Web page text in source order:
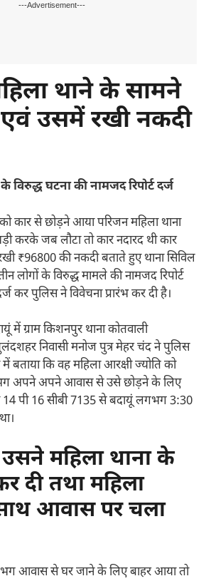
---Advertisement---
थाने के सामने
उसमें रखी नकदी
विरुद्ध घटना की नामजद रिपोर्ट दर्ज
कार से छोड़ने आया परिजन महिला थाना
करके जब लौटा तो कार नदारद थी कार
₹96800 की नकदी बताते हुए थाना सिविल
लोगों के विरुद्ध मामले की नामजद रिपोर्ट
कर पुलिस ने विवेचना प्रारंभ कर दी है।
में ग्राम किशनपुर थाना कोतवाली
निवासी मनोज पुत्र मेहर चंद ने पुलिस
में बताया कि वह महिला आरक्षी ज्योति को
अपने अपने आवास से उसे छोड़ने के लिए
14 पी 16 सीबी 7135 से बदायूं लगभग 3:30
महिला थाना के
दी तथा महिला
आवास पर चला
आवास से घर जाने के लिए बाहर आया तो